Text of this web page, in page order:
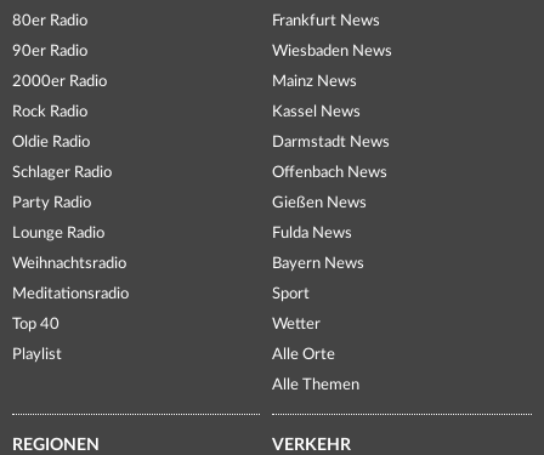
80er Radio
90er Radio
2000er Radio
Rock Radio
Oldie Radio
Schlager Radio
Party Radio
Lounge Radio
Weihnachtsradio
Meditationsradio
Top 40
Playlist
Frankfurt News
Wiesbaden News
Mainz News
Kassel News
Darmstadt News
Offenbach News
Gießen News
Fulda News
Bayern News
Sport
Wetter
Alle Orte
Alle Themen
REGIONEN VERKEHR